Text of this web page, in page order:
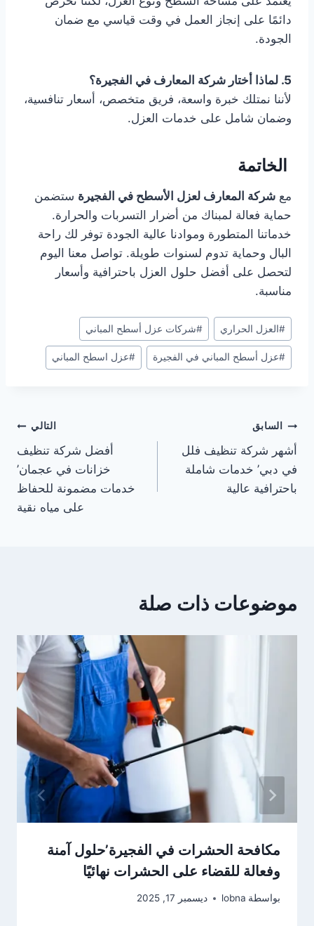
دائمًا على إنجاز العمل في وقت قياسي مع ضمان
الجودة.
5. لماذا أختار شركة المعارف في الفجيرة؟
لأننا نمتلك خبرة واسعة، فريق متخصص، أسعار تنافسية،
وضمان شامل على خدمات العزل.
الخاتمة
مع شركة المعارف لعزل الأسطح في الفجيرة ستضمن
حماية فعالة لمبناك من أضرار التسربات والحرارة.
خدماتنا المتطورة وموادنا عالية الجودة توفر لك راحة
البال وحماية تدوم لسنوات طويلة. تواصل معنا اليوم
لتحصل على أفضل حلول العزل باحترافية وأسعار
مناسبة.
وسوم
المقال:
#العزل الحراري #شركات عزل أسطح المباني
#عزل أسطح المباني في الفجيرة #عزل اسطح المباني
تصفّح
المقالات
السابق
أشهر شركة تنظيف فلل
في دبي’ خدمات شاملة
باحترافية عالية
التالي
أفضل شركة تنظيف
خزانات في عجمان’
خدمات مضمونة للحفاظ
على مياه نقية
موضوعات ذات صلة
مكافحة الحشرات في الفجيرة’حلول آمنة
وفعالة للقضاء على الحشرات نهائيًا
بواسطة lobna ديسمبر 17, 2025